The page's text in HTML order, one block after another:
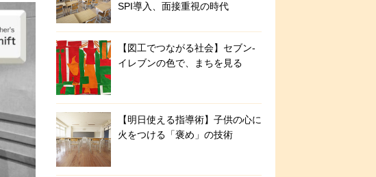
SPI導入、面接重視の時代
【図工でつながる社会】セブン‐
イレブンの色で、まちを見る
【明日使える指導術】子供の心に
火をつける「褒め」の技術